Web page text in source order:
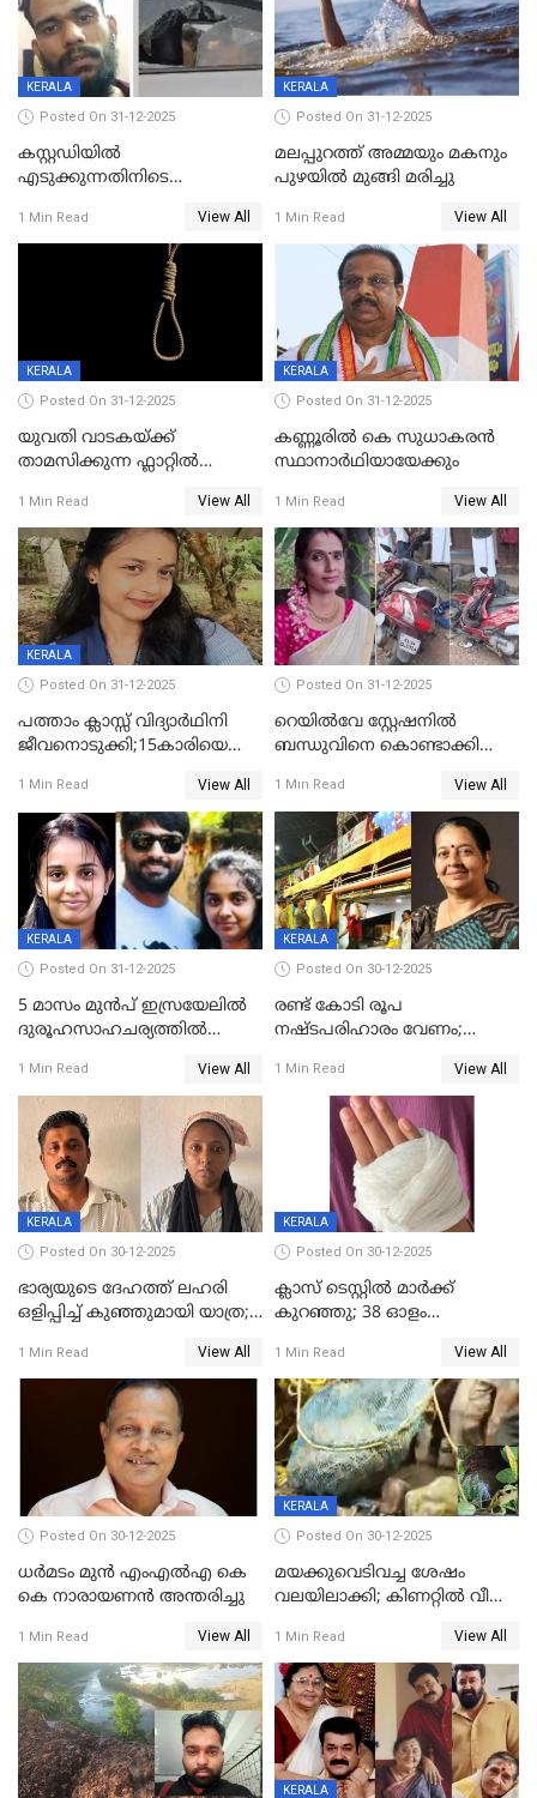
KERALA
Posted On 31-12-2025
കസ്റ്റഡിയിൽ
എടുക്കുന്നതിനിടെ
വധശ്രമക്കേസ് പ്രതി പിടിയിൽ
1 Min Read View All
KERALA
Posted On 31-12-2025
മലപ്പുറത്ത് അമ്മയും മകനും
പുഴയിൽ മുങ്ങി മരിച്ചു
1 Min Read View All
KERALA
Posted On 31-12-2025
യുവതി വാടകയ്ക്ക്
താമസിക്കുന്ന ഫ്ലാറ്റില്‍
സംഭവം കൈതപ്പൊയിലില്‍
1 Min Read View All
KERALA
Posted On 31-12-2025
കണ്ണൂരിൽ കെ സുധാകരൻ
സ്ഥാനാർഥിയായേക്കും
1 Min Read View All
KERALA
Posted On 31-12-2025
പത്താം ക്ലാസ്സ് വിദ്യാര്‍ഥിനി
ജീവനൊടുക്കി;15കാരിയെ
കിടപ്പുമുറിയില്‍ തൂങ്ങി മരിച്ച
നിലയിൽ
1 Min Read View All
Posted On 31-12-2025
റെയിൽവേ സ്റ്റേഷനിൽ
ബന്ധുവിനെ കൊണ്ടാക്കി
ലോറി സ്കൂട്ടറിൽ ഇടിച്ചു :
യുവതിക്ക് ദാരുണാന്ത്യം
1 Min Read View All
KERALA
Posted On 31-12-2025
5 മാസം മുൻപ് ഇസ്രയേലിൽ
ദുരൂഹസാഹചര്യത്തിൽ
മലയാളി യുവാവിന്റെ ഭാര്യയും
മരിച്ചു
1 Min Read View All
KERALA
Posted On 30-12-2025
രണ്ട് കോടി രൂപ
നഷ്ടപരിഹാരം വേണം;
നോട്ടീസയച്ച് ഉമാ തോമസ്
1 Min Read View All
KERALA
Posted On 30-12-2025
ഭാര്യയുടെ ദേഹത്ത് ലഹരി
ഒളിപ്പിച്ച് കുഞ്ഞുമായി യാത്ര;
പിടികൂടി പൊലീസ്
1 Min Read View All
KERALA
Posted On 30-12-2025
ക്ലാസ് ടെസ്റ്റിൽ മാർക്ക്
കുറഞ്ഞു; 38 ഓളം
സെന്ററിലെ അധ്യാപകന്‍
മർദിച്ചതായി പരാതി
1 Min Read View All
Posted On 30-12-2025
ധർമടം മുൻ എംഎല്‍എ കെ
കെ നാരായണന്‍ അന്തരിച്ചു
1 Min Read View All
KERALA
Posted On 30-12-2025
മയക്കുവെടിവച്ച ശേഷം
വലയിലാക്കി; കിണറ്റിൽ വീണ
1 Min Read View All
KERALA